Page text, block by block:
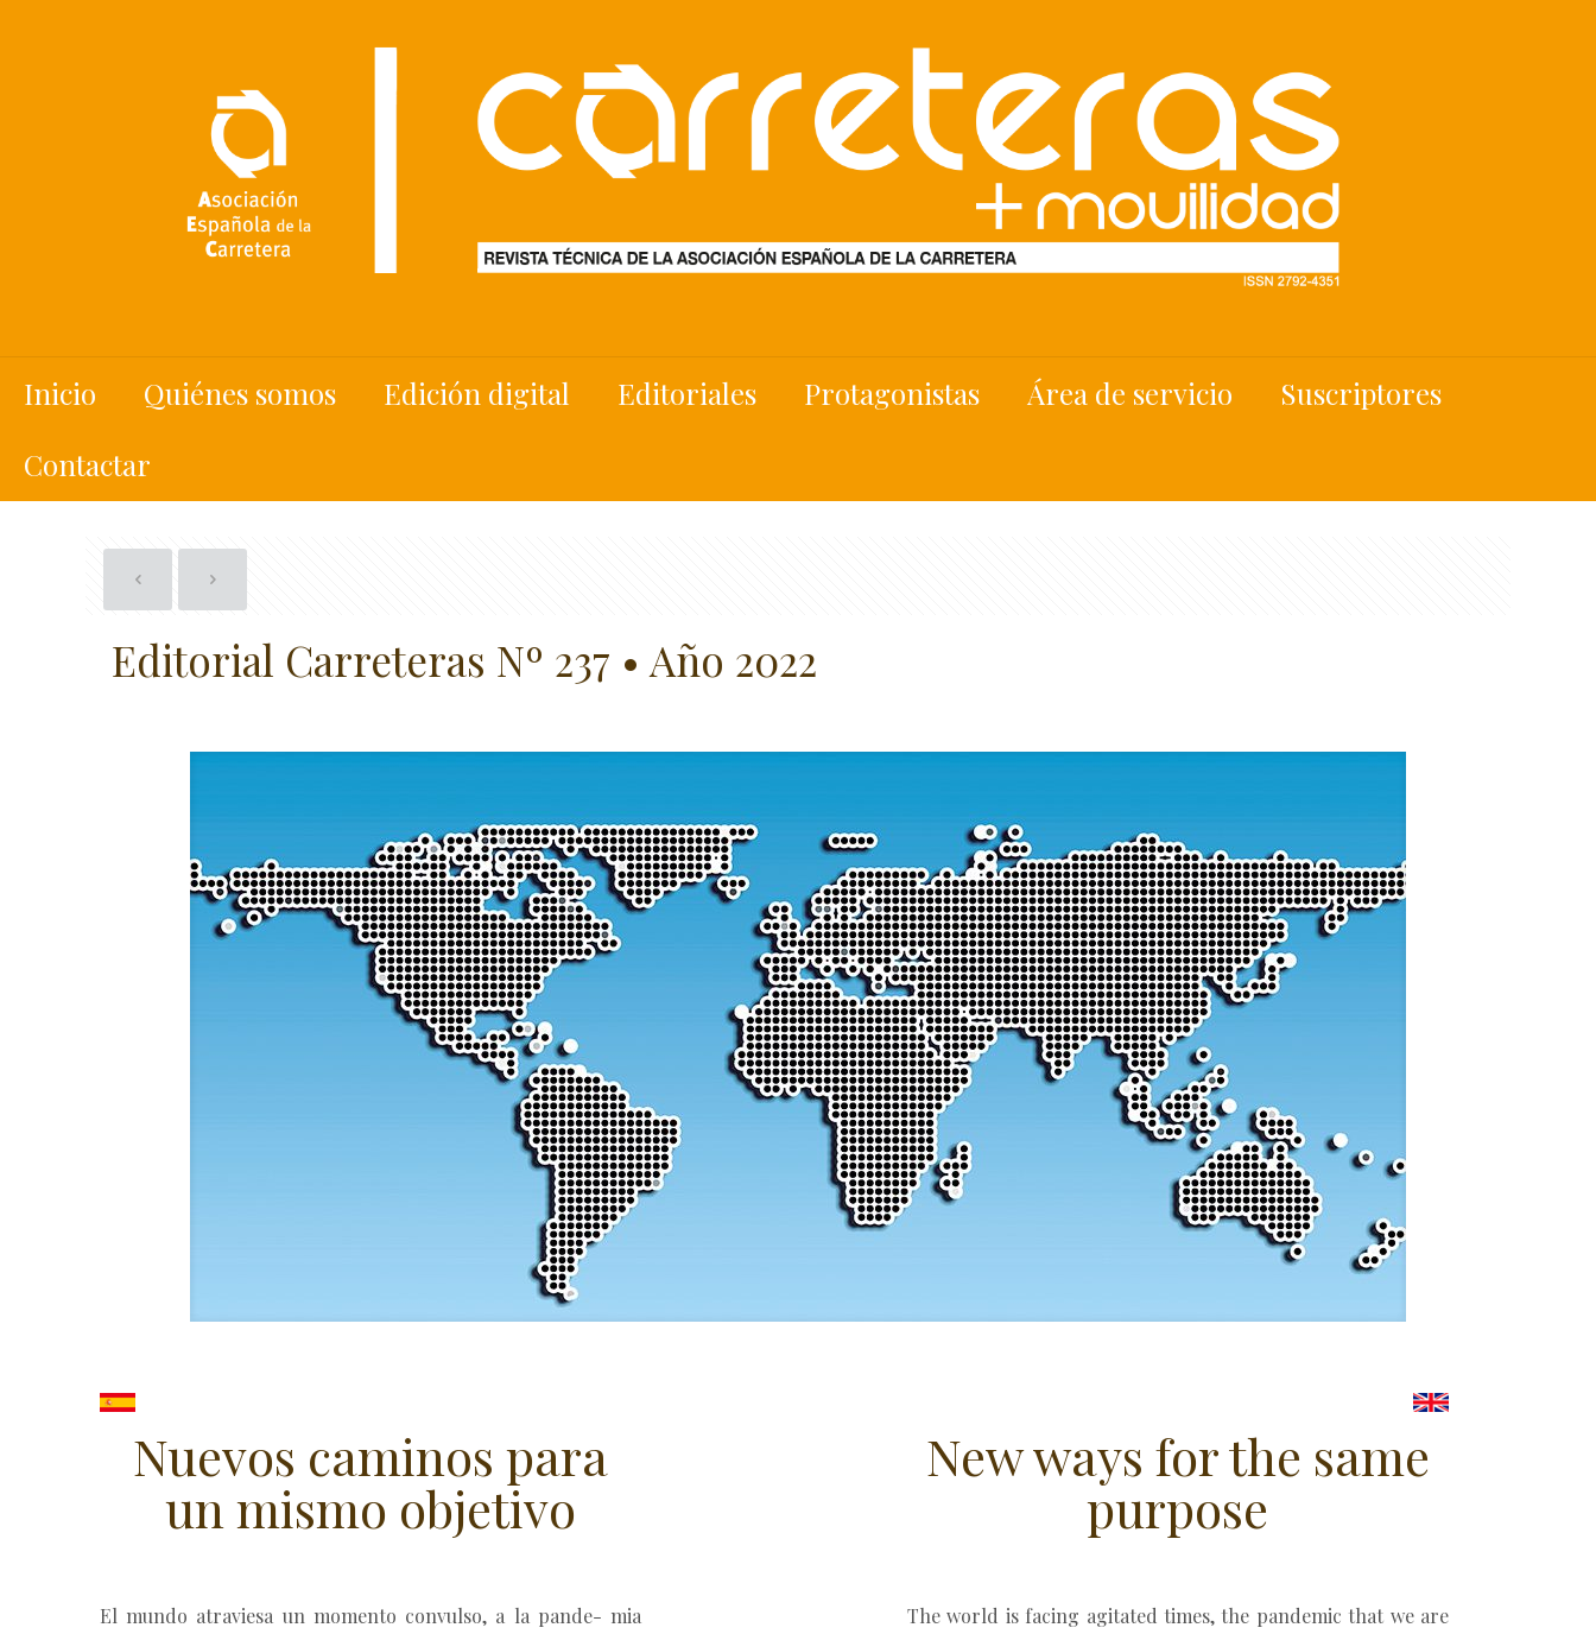
Inicio Quiénes somos Edición digital Editoriales Protagonistas Área de servicio
Suscriptores
Contactar
Editorial Carreteras Nº 237 • Año 2022
Nuevos caminos para
un mismo objetivo
New ways for the same
purpose
El mundo atraviesa un momento convulso, a la pande- mia
The world is facing agitated times, the pandemic that we are